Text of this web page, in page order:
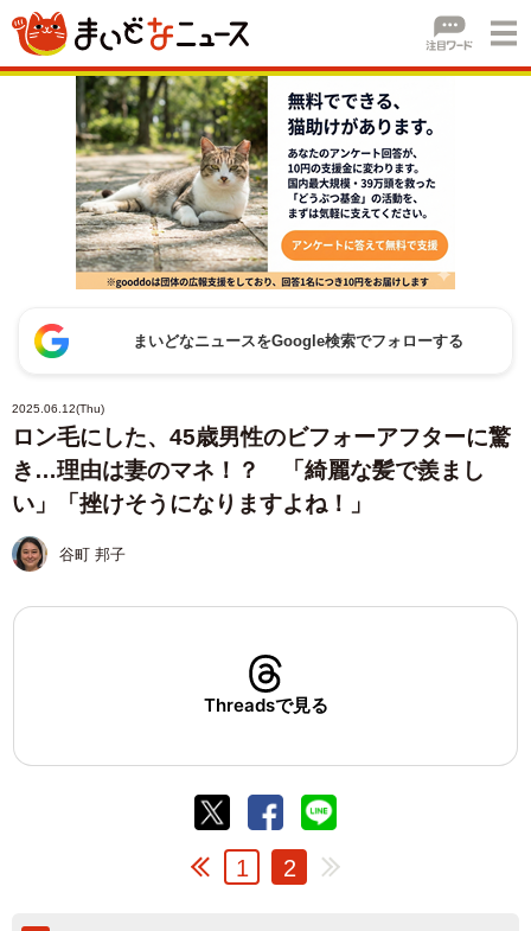
まいどなニュースをGoogle検索でフォローする
2025.06.12(Thu)
ロン毛にした、45歳男性のビフォーアフターに驚
き…理由は妻のマネ！？ 「綺麗な髪で羨まし
い」「挫けそうになりますよね！」
谷町 邦子
Threadsで見る
1 2